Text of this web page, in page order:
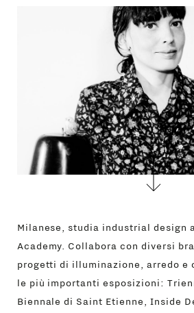
CONTATTI
Milanese, studia industrial design
Academy. Collabora con diversi
progetti di illuminazione, arredo e
le più importanti esposizioni:
Biennale di Saint Etienne, Inside